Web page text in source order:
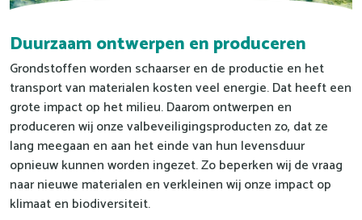
Duurzaam ontwerpen en produceren
Grondstoffen worden schaarser en de productie en het
transport van materialen kosten veel energie. Dat heeft een
grote impact op het milieu. Daarom ontwerpen en
produceren wij onze valbeveiligingsproducten zo, dat ze
lang meegaan en aan het einde van hun levensduur
opnieuw kunnen worden ingezet. Zo beperken wij de vraag
naar nieuwe materialen en verkleinen wij onze impact op
klimaat en biodiversiteit.